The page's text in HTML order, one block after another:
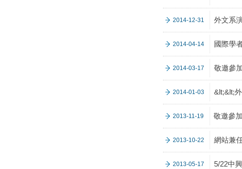
2014-12-31 外文系
2014-04-14 國際學
2014-03-17 敬邀參
2014-01-03 &lt;&lt;
2013-11-19 敬邀參
2013-10-22 網站兼
2013-05-17 5/22中